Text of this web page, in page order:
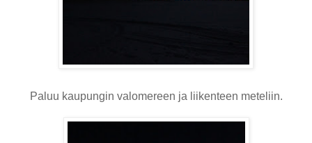
Paluu kaupungin valomereen ja liikenteen meteliin.